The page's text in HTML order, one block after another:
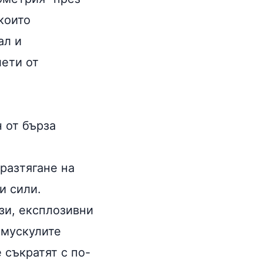
и
от
от бърза
на
сили.
експлозивни
съкратят с по-